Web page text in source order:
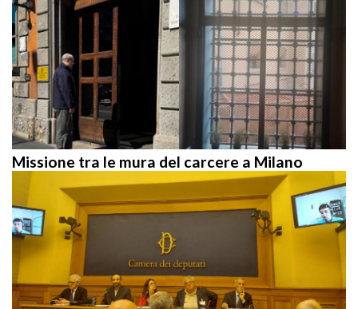
Missione tra le mura del carcere a Milano